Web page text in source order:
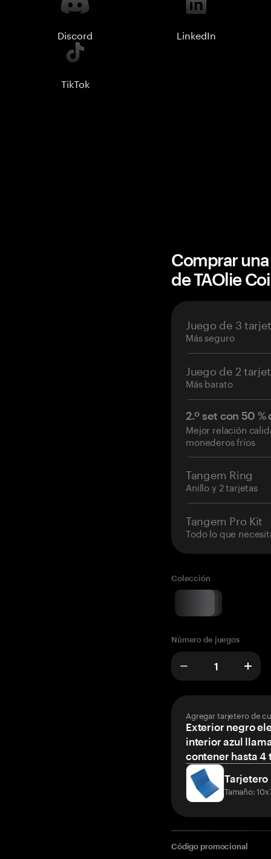
Discord LinkedIn
TikTok
Comprar
de TAOlie
Juego de 3
Más seguro
Juego de 2
Más barato
2.º set con 50
Mejor relación
monederos fríos
Tangem Ring
Anillo y 2 tarjetas
Tangem Pro Kit
Todo lo que
Colección
Número de juegos
Agregar tarjetero de
Exterior negro
interior azul
contener hasta 4
Tarjetero
Tamaño:
Código promocional